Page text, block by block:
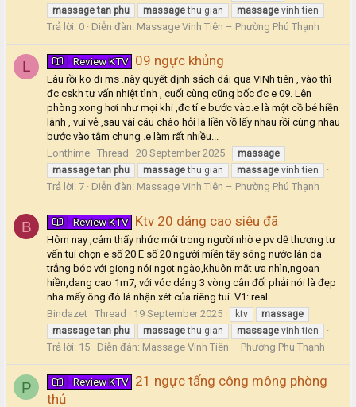
massage tan phu massagethu gian massage vinh tien
Trả lời: 0 Diễn đàn: Massage Vinh Tiên – Phường Phú Thạnh
L Review KTV 09 ngực khủng
Lâu rồi ko đi ms .này quyết định sách dái qua VINh tiên , vào thì
đc cskh tư vấn nhiệt tình , cuối cùng cũng bốc đc e 09. Lên
phòng xong hơi như mọi khi ,đc tí e bước vào.e là một cồ bé hiền
lành , vui vẻ ,sau vài câu chào hỏi là liền vồ lấy nhau rồi cùng nhau
bước vào tắm chung .e làm rất nhiều...
Lonthime Thread 20 September 2025
massage
massage tan phu massagethu gian massage vinh tien
Trả lời: 7 Diễn đàn: Massage Vinh Tiên – Phường Phú Thạnh
B Review KTV Ktv 20 dáng cao siêu đã
Hôm nay ,cảm thấy nhức mỏi trong người nhờ e pv dễ thương tư
vấn tui chọn e số 20 E số 20 người miền tây sông nước làn da
trắng bóc với giọng nói ngọt ngào,khuôn mặt ưa nhìn,ngoan
hiền,dang cao 1m7, với vóc dáng 3 vòng cân đối phải nói là đẹp
nha mấy ông đó là nhận xét của riêng tui. V1: real...
Bindazet Thread 19 September 2025 ktv
massage
massage tan phu massagethu gian massage vinh tien
Trả lời: 15 Diễn đàn: Massage Vinh Tiên – Phường Phú Thạnh
P Review KTV 21 ngực tấng công mông phòng
thủ